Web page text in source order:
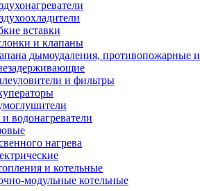
вставки
и клапаны
дымоудаления, противопожарные и
и фильтры
водонагреватели
нагрева
и котельные
модульные котельные